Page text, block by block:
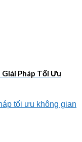
Pháp Tối Ưu
tối ưu không gian